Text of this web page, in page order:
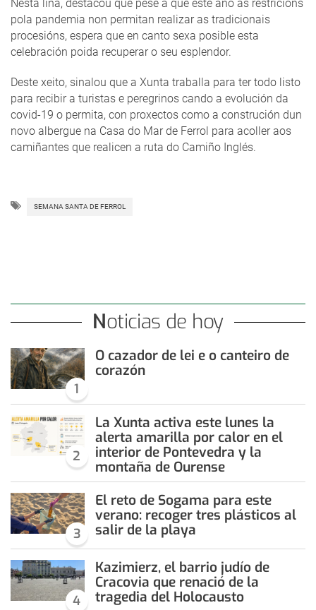
Nesta liña, destacou que pese a que este ano as restricións
pola pandemia non permitan realizar as tradicionais
procesións, espera que en canto sexa posible esta
celebración poida recuperar o seu esplendor.
Deste xeito, sinalou que a Xunta traballa para ter todo listo
para recibir a turistas e peregrinos cando a evolución da
covid-19 o permita, con proxectos como a construción dun
novo albergue na Casa do Mar de Ferrol para acoller aos
camiñantes que realicen a ruta do Camiño Inglés.
SEMANA SANTA DE FERROL
Noticias de hoy
1
O cazador de lei e o canteiro de
corazón
2
La Xunta activa este lunes la
alerta amarilla por calor en el
interior de Pontevedra y la
montaña de Ourense
3
El reto de Sogama para este
verano: recoger tres plásticos al
salir de la playa
4
Kazimierz, el barrio judío de
Cracovia que renació de la
tragedia del Holocausto